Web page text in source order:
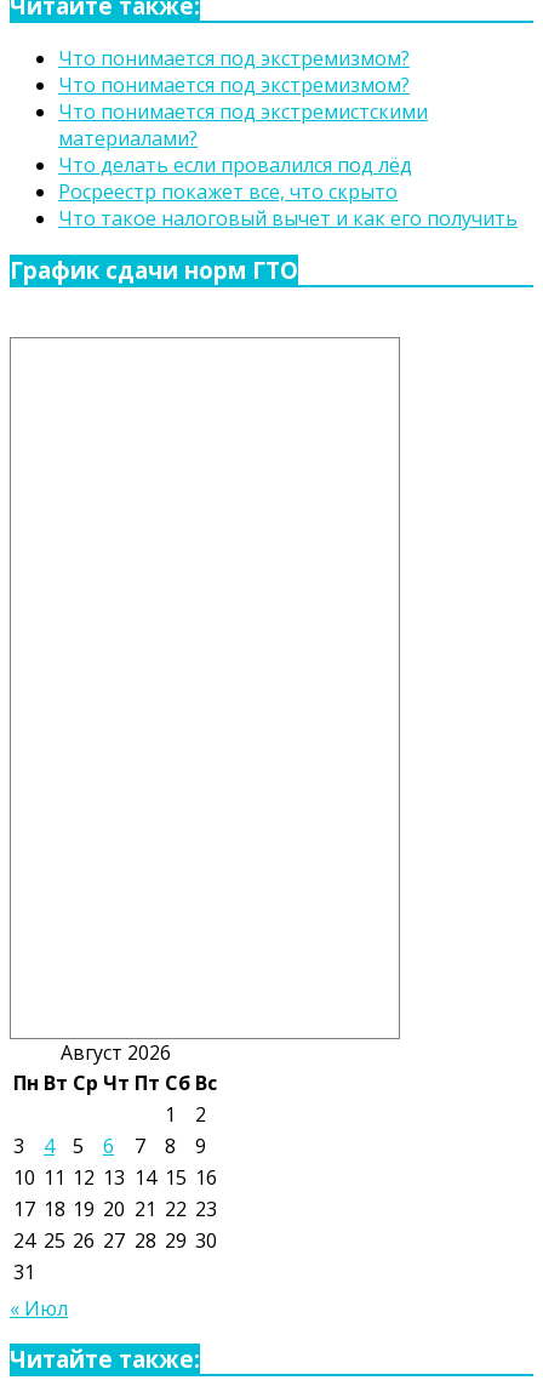
Что понимается под экстремизмом?
Что понимается под экстремизмом?
Что понимается под экстремистскими
материалами?
Что делать если провалился под лёд
Росреестр покажет все, что скрыто
Что такое налоговый вычет и как его получить
График сдачи норм ГТО
Август 2026
Пн Вт Ср Чт Пт Сб Вс
1
2
3
4 5 6 7 8
9
10 11 12 13 14 15 16
17 18 19 20 21 22 23
24 25 26 27 28 29 30
31
« Июл
Читайте также: